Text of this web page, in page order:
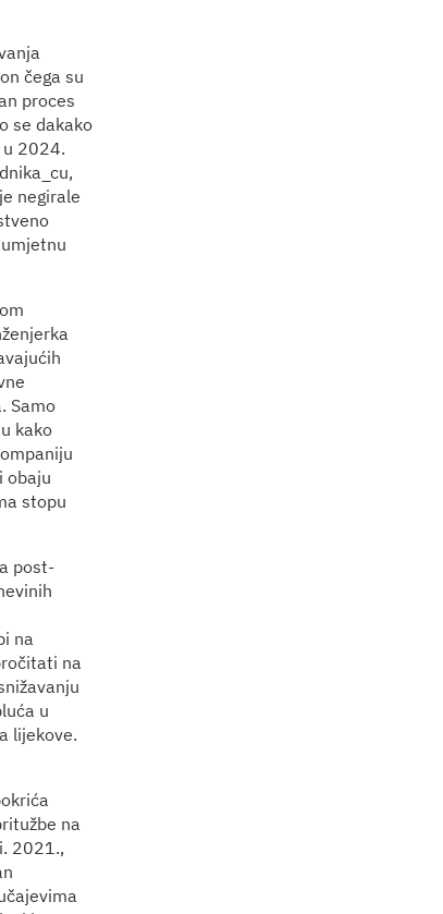
čega su
proces
se dakako
u 2024.
negirale
Samo
kako
obaju
stopu
post-
na
na
u
lijekove.
na
2021.,